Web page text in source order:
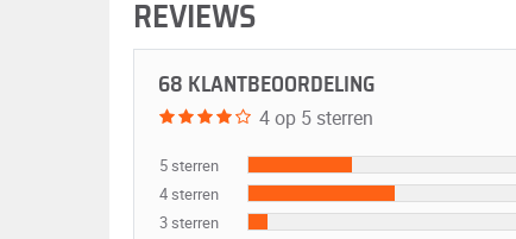
REVIEWS
68 KLANTBEOORDELING
4 op 5 sterren
5 sterren
4 sterren
3 sterren